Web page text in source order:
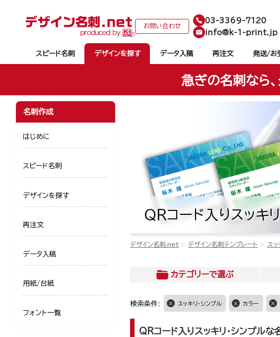
お問い合わせ
03-3369-7120
info@k-1-print.jp
スピード名刺 デザインを探す データ入稿 再注文 発送/お
急ぎの名刺なら
QRコード入りスッキ
デザイン名刺.net デザイン名刺テンプレート スッ
カテゴリーで選ぶ
検索条件: スッキリ・シンプル カラー
QRコード入りスッキリ・シンプルな
名刺作成
はじめに
スピード名刺
デザインを探す
再注文
データ入稿
用紙/台紙
フォント一覧